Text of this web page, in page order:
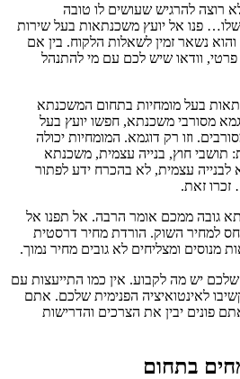
רוצה להרגיש שעושים לו טובה
פנו אל יועץ משכנתאות בעל שירות
נשאר זמין לשאלות הלקוח. בין אם
פרטי, וודאו שיש לכם עם מי להתנהל
בעל מומחיות בתחום המשכנתא
מסורבי משכנתא, חפשו יועץ בעל
וזו רק דוגמא. המומחיות יכולה
תושבי חוץ, בנייה עצמית, משכנתא
לבנייה עצמית, לא בהכרח ידע לפתור
זאת.
גובה ממכם אומר הרבה. אל תפנו אל
למחיר השוק. הורדת מחיר דרסטית
מנוסים ומצליחים לא גובים מחיר נמוך.
יש מה לקבוע. אין כמו התייעצות עם
לאינטואיציה הפנימית שלכם. אתם
פונים יבין את הצרכים והדרישות
בתחום